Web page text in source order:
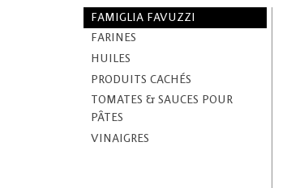
FAMIGLIA FAVUZZI
FARINES
HUILES
PRODUITS CACHÉS
TOMATES & SAUCES POUR
PÂTES
VINAIGRES